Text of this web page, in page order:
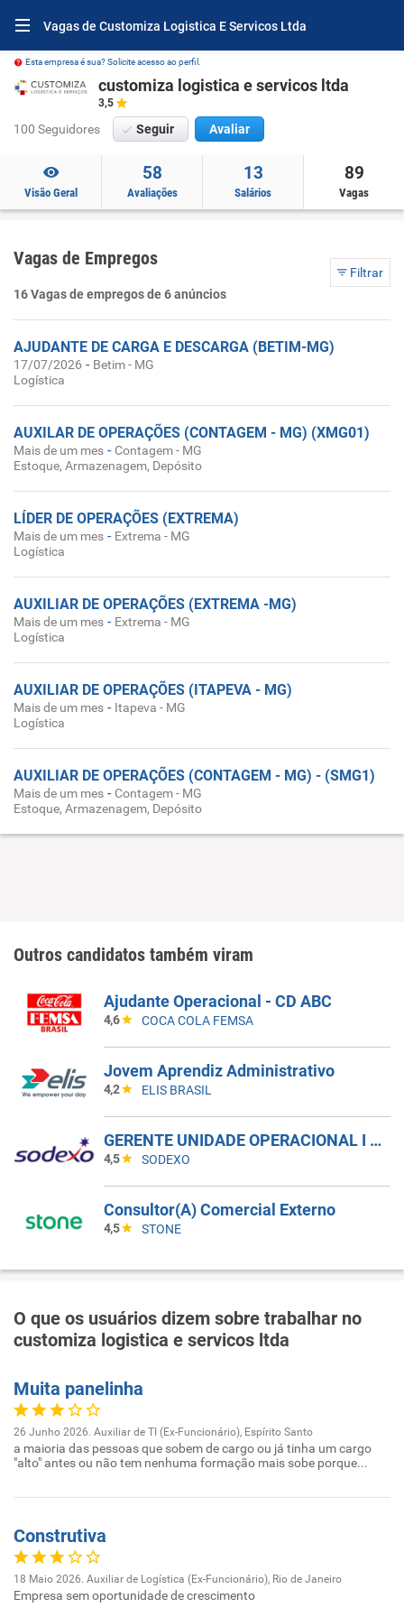
Vagas de Customiza Logistica E Servicos Ltda
Esta empresa é sua? Solicite acesso ao perfil.
customiza logistica e servicos ltda
3,5
100 Seguidores Seguir Avaliar
Visão Geral
58
Avaliações
13
Salários
89
Vagas
Vagas de Empregos
Filtrar
16 Vagas de empregos de 6 anúncios
AJUDANTE DE CARGA E DESCARGA (BETIM-MG)
17/07/2026 - Betim - MG
Logística
AUXILAR DE OPERAÇÕES (CONTAGEM - MG) (XMG01)
Mais de um mes - Contagem - MG
Estoque, Armazenagem, Depósito
LÍDER DE OPERAÇÕES (EXTREMA)
Mais de um mes - Extrema - MG
Logística
AUXILIAR DE OPERAÇÕES (EXTREMA -MG)
Mais de um mes - Extrema - MG
Logística
AUXILIAR DE OPERAÇÕES (ITAPEVA - MG)
Mais de um mes - Itapeva - MG
Logística
AUXILIAR DE OPERAÇÕES (CONTAGEM - MG) - (SMG1)
Mais de um mes - Contagem - MG
Estoque, Armazenagem, Depósito
Outros candidatos também viram
Ajudante Operacional - CD ABC
4,6 COCA COLA FEMSA
Jovem Aprendiz Administrativo
4,2 ELIS BRASIL
GERENTE UNIDADE OPERACIONAL I - UAN
4,5 SODEXO
Consultor(A) Comercial Externo
4,5 STONE
O que os usuários dizem sobre trabalhar no
customiza logistica e servicos ltda
Muita panelinha
26 Junho 2026. Auxiliar de TI (Ex-Funcionário), Espírito Santo
a maioria das pessoas que sobem de cargo ou já tinha um cargo
"alto" antes ou não tem nenhuma formação mais sobe porque...
Construtiva
18 Maio 2026. Auxiliar de Logística (Ex-Funcionário), Rio de Janeiro
Empresa sem oportunidade de crescimento